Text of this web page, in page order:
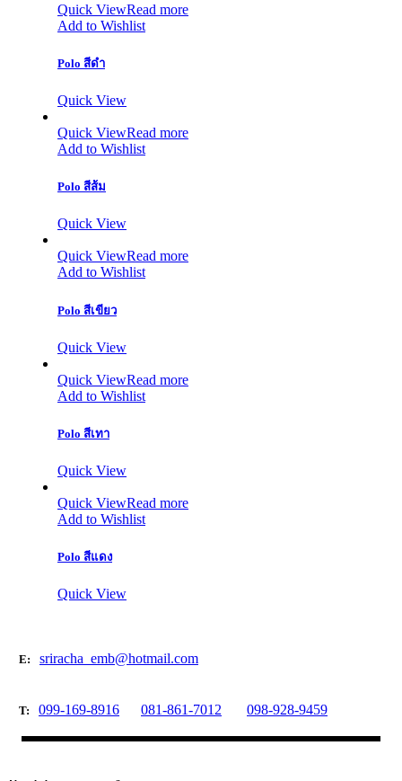
Quick ViewRead more
Add to Wishlist
Polo สีดำ
Quick View
Quick ViewRead more
Add to Wishlist
Polo สีส้ม
Quick View
Quick ViewRead more
Add to Wishlist
Polo สีเขียว
Quick View
Quick ViewRead more
Add to Wishlist
Polo สีเทา
Quick View
Quick ViewRead more
Add to Wishlist
Polo สีแดง
Quick View
E: sriracha_emb@hotmail.com
T: 099-169-8916 081-861-7012 098-928-9459